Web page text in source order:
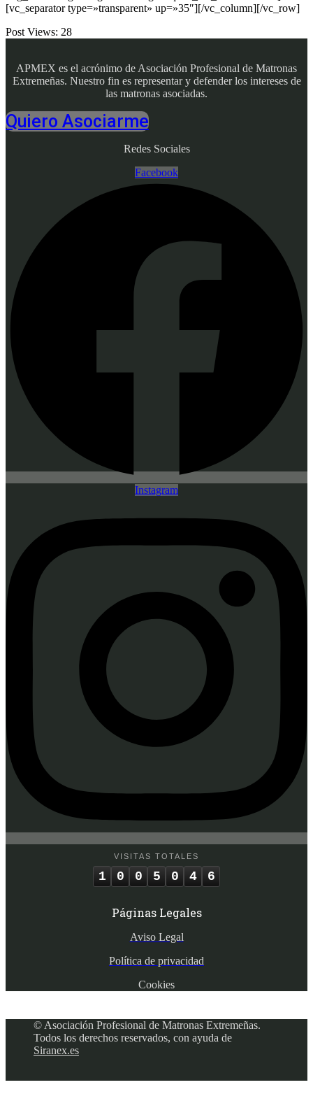
[vc_separator type=»transparent» up=»35″][/vc_column][/vc_row]
Post Views: 28
APMEX es el acrónimo de Asociación Profesional de Matronas
Extremeñas. Nuestro fin es representar y defender los intereses de
las matronas asociadas.
Quiero Asociarme
Redes Sociales
Facebook
Instagram
VISITAS TOTALES
1 0 0 5 0 4 6
Páginas Legales
Aviso Legal
Política de privacidad
Cookies
© Asociación Profesional de Matronas Extremeñas.
Todos los derechos reservados, con ayuda de
Siranex.es